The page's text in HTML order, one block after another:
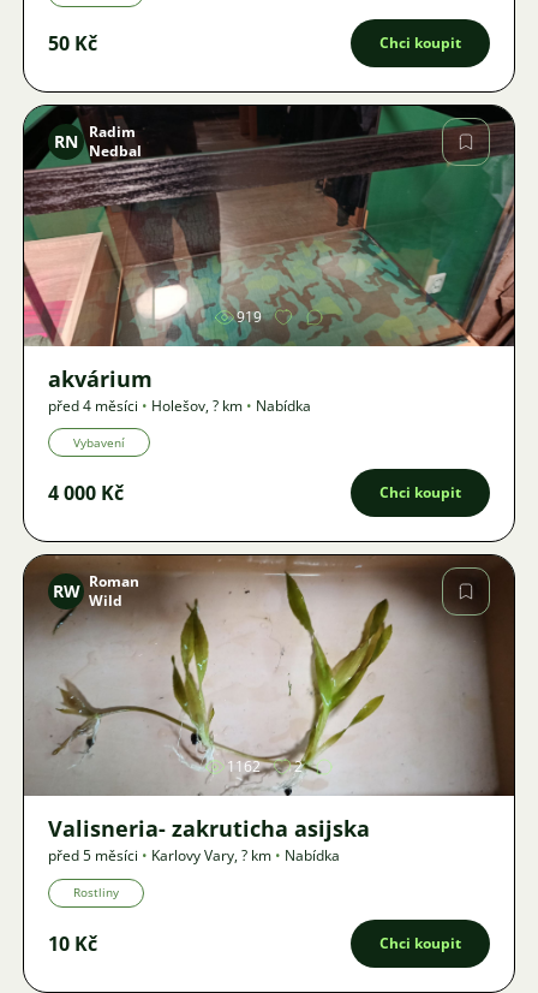
50 Kč Chci koupit
Obrázek
RN Radim
Nedbal
919
akvárium
před 4 měsíci • Holešov,? km • Nabídka
Vybavení
4 000 Kč Chci koupit
Obrázek
RW Roman
Wild
1162 2
Valisneria- zakruticha asijska
před 5 měsíci • Karlovy Vary,? km • Nabídka
Rostliny
10 Kč Chci koupit